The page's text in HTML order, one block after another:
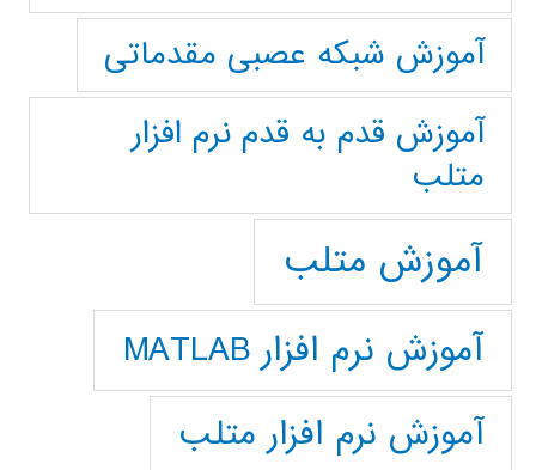
آموزش شبکه عصبی مقدماتی
آموزش قدم به قدم نرم افزار
متلب
آموزش متلب
آموزش نرم افزار MATLAB
آموزش نرم افزار متلب